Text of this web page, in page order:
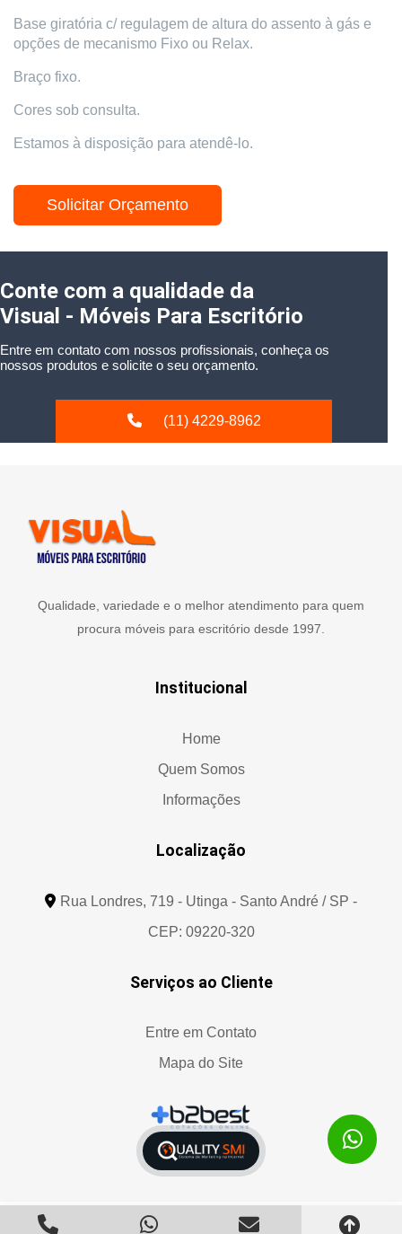
Base giratória c/ regulagem de altura do assento à gás e
opções de mecanismo Fixo ou Relax.
Braço fixo.
Cores sob consulta.
Estamos à disposição para atendê-lo.
Solicitar Orçamento
Conte com a qualidade da
Visual - Móveis Para Escritório
Entre em contato com nossos profissionais, conheça os
nossos produtos e solicite o seu orçamento.
(11) 4229-8962
Qualidade, variedade e o melhor atendimento para quem
procura móveis para escritório desde 1997.
Institucional
Home
Quem Somos
Informações
Localização
Rua Londres, 719 - Utinga - Santo André / SP -
CEP: 09220-320
Serviços ao Cliente
Entre em Contato
Mapa do Site